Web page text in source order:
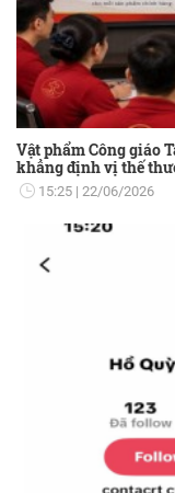
Vật phẩm Công giáo
khẳng định vị thế
15:25 22/06/2026